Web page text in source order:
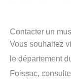
Contacter un
Vous souhaitez
le département
Foissac,